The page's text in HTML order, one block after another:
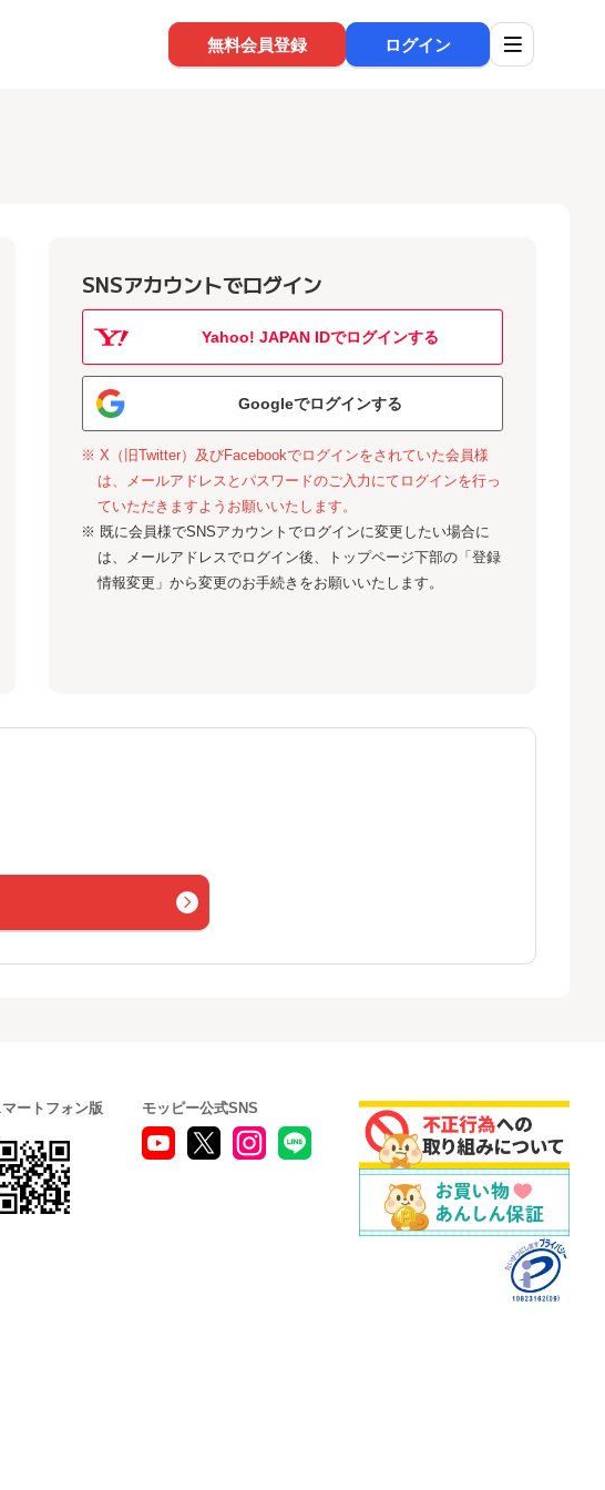
無料会員登録 ログイン
SNSアカウントでログイン
Yahoo! JAPAN IDでログインする
Googleでログインする
※ X（旧Twitter）及びFacebookでログインをされていた会員様
は、メールアドレスとパスワードのご入力にてログインを行っ
ていただきますようお願いいたします。
※ 既に会員様でSNSアカウントでログインに変更したい場合に
は、メールアドレスでログイン後、トップページ下部の「登録
情報変更」から変更のお手続きをお願いいたします。
マートフォン版 モッピー公式SNS